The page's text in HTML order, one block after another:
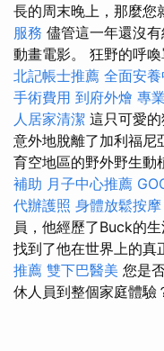
長的周末晚上，那麼您
服務 儘管這一年還沒
動畫電影。 狂野的呼
北記帳士推薦 全面安
手術費用 到府外燴 專
人居家清潔 這只可愛
意外地脫離了加利福尼
育空地區的野外野生動
補助 月子中心推薦
代辦護照 身體放鬆按摩
員，他經歷了Buck的
找到了他在世界上的真
推薦 雙下巴醫美 您是
休人員到整個家庭體驗